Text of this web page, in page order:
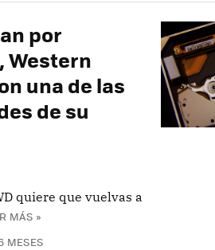
por
Western
una de las
de su
quiere que vuelvas a
MÁS »
MESES